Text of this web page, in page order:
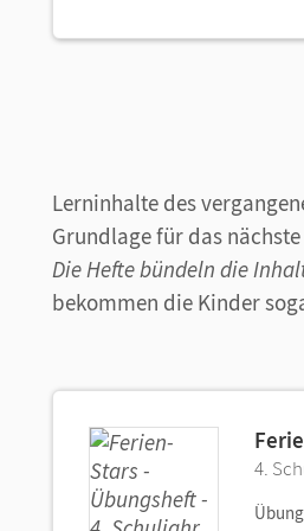
Lerninhalte des
Grundlage für das
Die Hefte bündeln die
bekommen die Kinder
4.